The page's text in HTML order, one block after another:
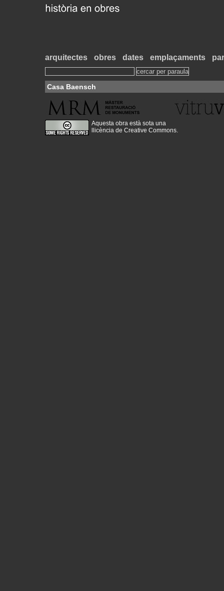
arquitectes obres dates emplaçaments
Casa Baensch
Aquesta obra està sota una
llicència de Creative Commons.